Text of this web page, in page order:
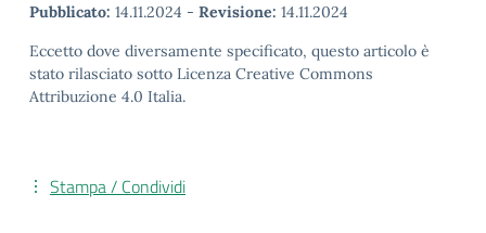
Pubblicato: 14.11.2024 - Revisione: 14.11.2024
Eccetto dove diversamente specificato, questo articolo è
stato rilasciato sotto Licenza Creative Commons
Attribuzione 4.0 Italia.
Stampa / Condividi